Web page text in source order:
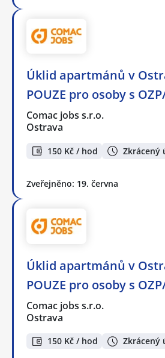
Úklid apartmánů v
POUZE pro osoby s
Comac jobs s.r.o.
Ostrava
150 Kč / hod Zkrácený
Zveřejněno: 19. června
Úklid apartmánů v
POUZE pro osoby s
Comac jobs s.r.o.
Ostrava
150 Kč / hod Zkrácený